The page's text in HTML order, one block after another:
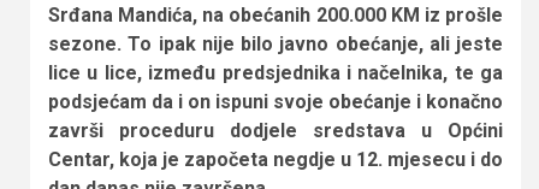
Srđana Mandića, na obećanih 200.000 KM iz prošle
sezone. To ipak nije bilo javno obećanje, ali jeste
lice u lice, između predsjednika i načelnika, te ga
podsjećam da i on ispuni svoje obećanje i konačno
završi proceduru dodjele sredstava u Općini
Centar, koja je započeta negdje u 12. mjesecu i do